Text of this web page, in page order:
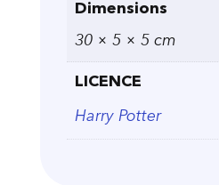
Dimensions
30 × 5 × 5 cm
LICENCE
Harry Potter